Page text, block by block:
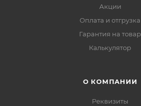
Акции
Оплата и отгрузка
Гарантия на товар
Калькулятор
О КОМПАНИИ
Реквизиты